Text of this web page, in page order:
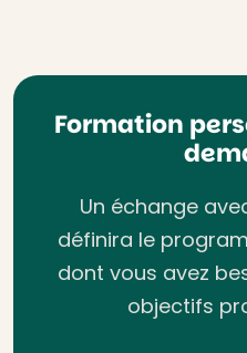
Formation
Un échange
définira le
dont vous avez
objectifs